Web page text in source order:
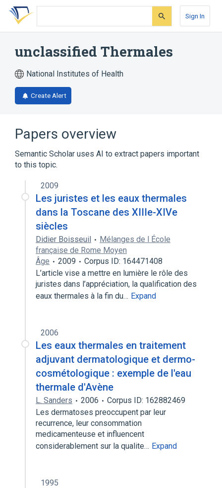
Skip
search
Skip
Skip
account
Sign In
unclassified Thermales
National Institutes of Health
Create Alert
Papers overview
Semantic Scholar uses AI to extract papers important
to this topic.
2009
Les juristes et les eaux thermales
dans la Toscane des XIIIe-XIVe
siècles
Didier Boisseuil
Mélanges de l École
française de Rome Moyen
Âge
2009
Corpus ID: 164471408
L’article vise a mettre en lumière le rôle des
juristes dans l’appréciation, la qualification des
eaux thermales à la fin du… Expand
2006
Les eaux thermales en traitement
adjuvant dermatologique et dermo-
cosmétologique : exemple de l'eau
thermale d'Avène
L. Sanders 2006
Corpus ID: 162882469
Les dermatoses preoccupent par leur
recurrence, leur consommation
medicamenteuse et influencent
considerablement sur la qualite… Expand
1995